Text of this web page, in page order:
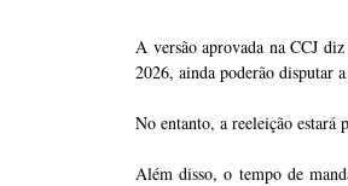
A versão aprovada na CCJ
2026, ainda poderão disputar
No entanto, a reeleição estará
Além disso, o tempo de